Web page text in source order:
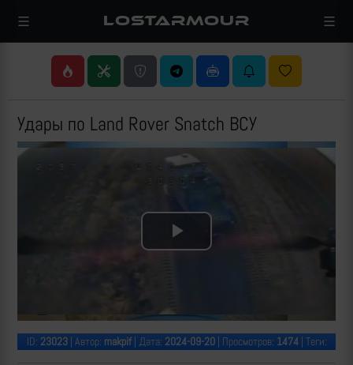
LOSTARMOUR
Удары по Land Rover Snatch ВСУ
Play
ID: 23023| Автор: makpif| Дата: 2024-09-20| Просмотров: 1474| Теги: